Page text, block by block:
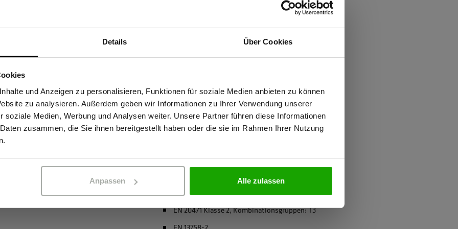
Details Über Cookies
und Anzeigen zu personalisieren, Funktionen für soziale Medien anbieten zu können
zu analysieren. Außerdem geben wir Informationen zu Ihrer Verwendung unserer
soziale Medien, Werbung und Analysen weiter. Unsere Partner führen diese Informationen
zusammen, die Sie ihnen bereitgestellt haben oder die sie im Rahmen Ihrer Nutzung
Anpassen Alle zulassen
hohe Sichtbarkeit mit
leitet
konzentriert bleibt. Der
Sonnenstrahlen. Die
langen Einsätzen frisch,
bei Outdoor-Arbeiten
ist ein verlässlicher
und Komfort
4-Wege-Stretch
recycelter Polyester
EN 20471 Klasse 2, Kombinationsgruppen: T3
Sind Sie Gewerbetreibender?
dass ich Gewerbetreibender bin. Alle Preise werden netto ausgewiesen.
PRIVATPERSON